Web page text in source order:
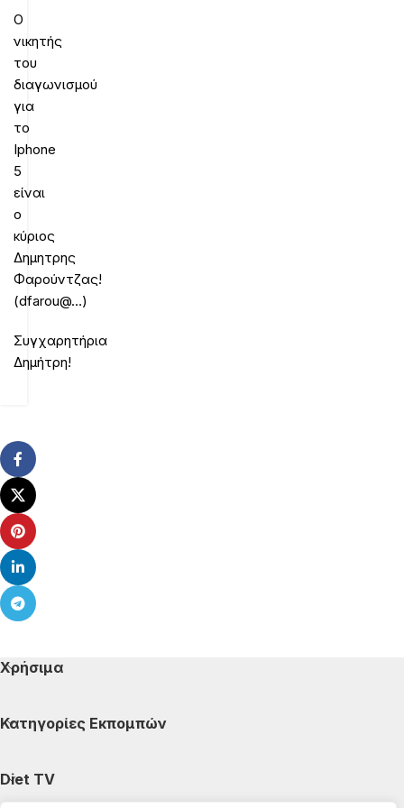
O
νικητής
του
διαγωνισμού
για
το
Iphone
5
είναι
ο
κύριος
Δημητρης
Φαρούντζας!
(dfarou@…)
Συγχαρητήρια
Δημήτρη!
Χρήσιμα
Κατηγορίες Εκπομπών
Diet TV